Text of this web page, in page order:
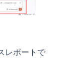
レポートで